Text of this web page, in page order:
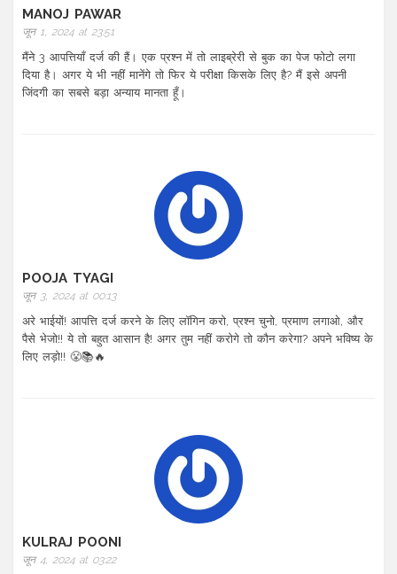
MANOJ PAWAR
जून 1, 2024 at 23:51
मैंने 3 आपत्तियाँ दर्ज की हैं। एक प्रश्न में तो लाइब्रेरी से बुक का पेज फोटो लगा
दिया है। अगर ये भी नहीं मानेंगे तो फिर ये परीक्षा किसके लिए है? मैं इसे अपनी
जिंदगी का सबसे बड़ा अन्याय मानता हूँ।
POOJA TYAGI
जून 3, 2024 at 00:13
अरे भाईयों! आपत्ति दर्ज करने के लिए लॉगिन करो, प्रश्न चुनो, प्रमाण लगाओ, और
पैसे भेजो!! ये तो बहुत आसान है! अगर तुम नहीं करोगे तो कौन करेगा? अपने भविष्य के
लिए लड़ो!! 😤📚🔥
KULRAJ POONI
जून 4, 2024 at 03:22